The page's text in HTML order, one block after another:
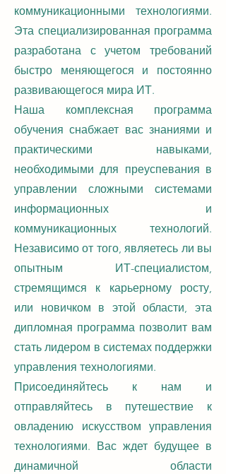
коммуникационными технологиями.
Эта специализированная программа
разработана с учетом требований
быстро меняющегося и постоянно
развивающегося мира ИТ.
Наша комплексная программа
обучения снабжает вас знаниями и
практическими навыками,
необходимыми для преуспевания в
управлении сложными системами
информационных и
коммуникационных технологий.
Независимо от того, являетесь ли вы
опытным ИТ-специалистом,
стремящимся к карьерному росту,
или новичком в этой области, эта
дипломная программа позволит вам
стать лидером в системах поддержки
управления технологиями.
Присоединяйтесь к нам и
отправляйтесь в путешествие к
овладению искусством управления
технологиями. Вас ждет будущее в
динамичной области